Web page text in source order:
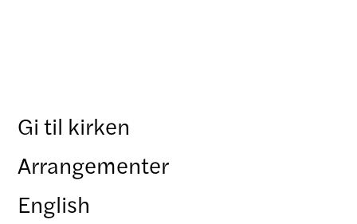
Gi til kirken
Arrangementer
English